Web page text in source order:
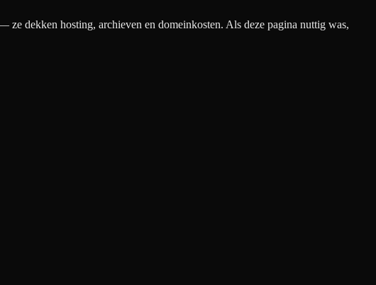
ze dekken hosting, archieven en domeinkosten. Als deze pagina nuttig was,